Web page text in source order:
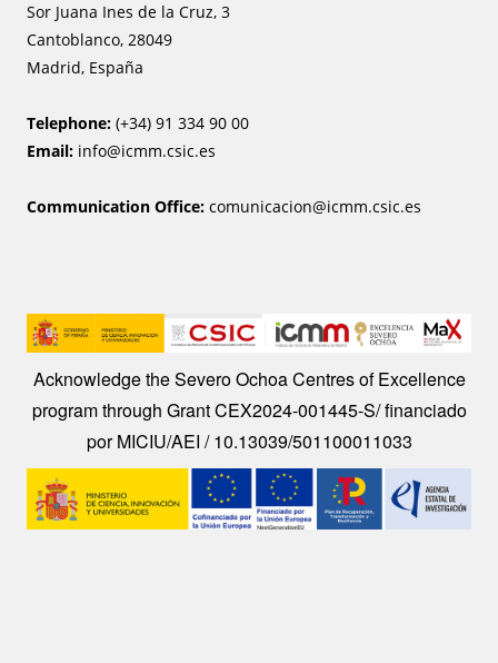
Sor Juana Ines de la Cruz, 3
Cantoblanco, 28049
Madrid, España
Telephone: (+34) 91 334 90 00
Email: info@icmm.csic.es
Communication Office: comunicacion@icmm.csic.es
Image
Acknowledge the Severo Ochoa Centres of Excellence
program through Grant CEX2024-001445-S/ financiado
por MICIU/AEI / 10.13039/501100011033
Image